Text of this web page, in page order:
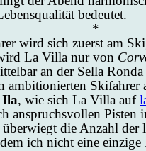
be­deu­tet.
*
wird sich zu­erst am
La Vil­la nur von
an der Sel­la
am­bi­tio­nier­ten Ski­fah­rer
, wie sich La Vil­la auf
an­spruchs­vol­len Pis­ten
die An­zahl der
ich nicht ei­ne ein­zi­ge